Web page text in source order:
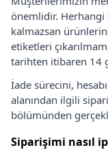
önemlidir.
kalmazsan
etiketleri
tarihten itibaren 14
İade sürecini,
alanından ilgili
bölümünden
Siparişimi nasıl